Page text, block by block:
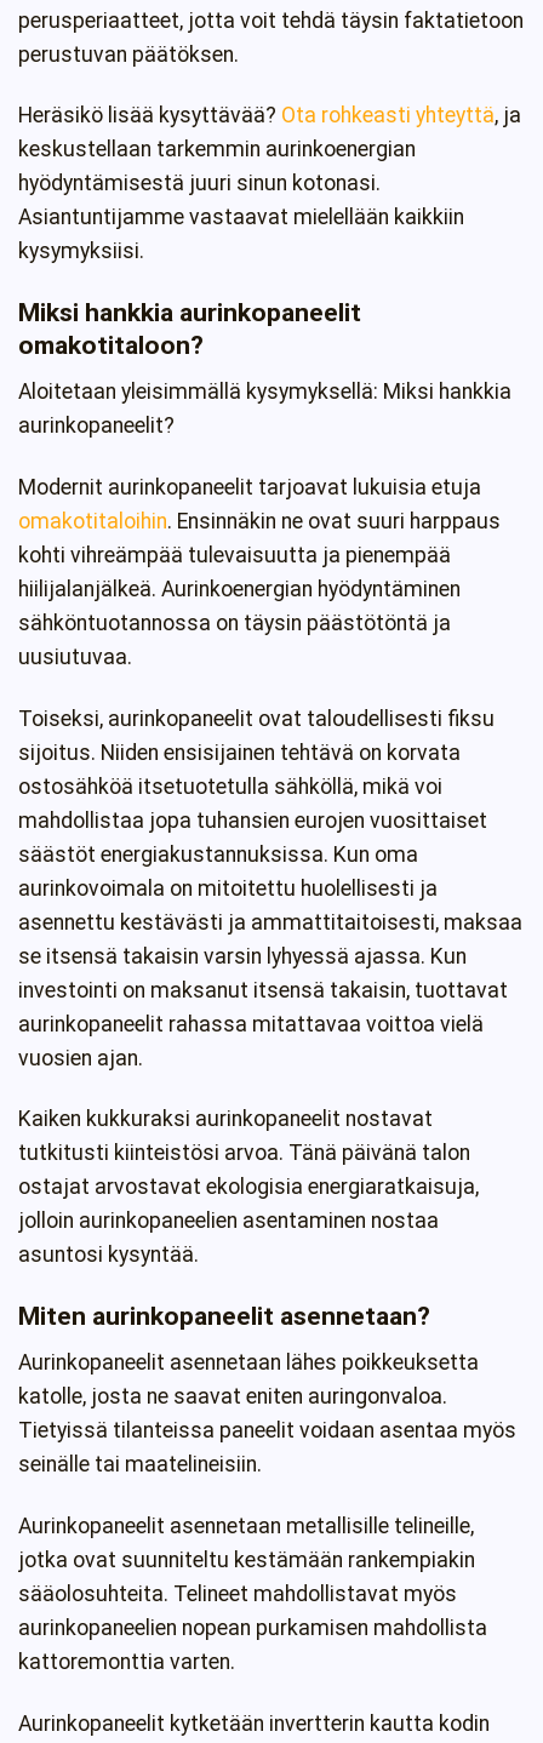
perusperiaatteet, jotta voit tehdä täysin faktatietoon
perustuvan päätöksen.
Heräsikö lisää kysyttävää? Ota rohkeasti yhteyttä, ja
keskustellaan tarkemmin aurinkoenergian
hyödyntämisestä juuri sinun kotonasi.
Asiantuntijamme vastaavat mielellään kaikkiin
kysymyksiisi.
Miksi hankkia aurinkopaneelit
omakotitaloon?
Aloitetaan yleisimmällä kysymyksellä: Miksi hankkia
aurinkopaneelit?
Modernit aurinkopaneelit tarjoavat lukuisia etuja
omakotitaloihin. Ensinnäkin ne ovat suuri harppaus
kohti vihreämpää tulevaisuutta ja pienempää
hiilijalanjälkeä. Aurinkoenergian hyödyntäminen
sähköntuotannossa on täysin päästötöntä ja
uusiutuvaa.
Toiseksi, aurinkopaneelit ovat taloudellisesti fiksu
sijoitus. Niiden ensisijainen tehtävä on korvata
ostosähköä itsetuotetulla sähköllä, mikä voi
mahdollistaa jopa tuhansien eurojen vuosittaiset
säästöt energiakustannuksissa. Kun oma
aurinkovoimala on mitoitettu huolellisesti ja
asennettu kestävästi ja ammattitaitoisesti, maksaa
se itsensä takaisin varsin lyhyessä ajassa. Kun
investointi on maksanut itsensä takaisin, tuottavat
aurinkopaneelit rahassa mitattavaa voittoa vielä
vuosien ajan.
Kaiken kukkuraksi aurinkopaneelit nostavat
tutkitusti kiinteistösi arvoa. Tänä päivänä talon
ostajat arvostavat ekologisia energiaratkaisuja,
jolloin aurinkopaneelien asentaminen nostaa
asuntosi kysyntää.
Miten aurinkopaneelit asennetaan?
Aurinkopaneelit asennetaan lähes poikkeuksetta
katolle, josta ne saavat eniten auringonvaloa.
Tietyissä tilanteissa paneelit voidaan asentaa myös
seinälle tai maatelineisiin.
Aurinkopaneelit asennetaan metallisille telineille,
jotka ovat suunniteltu kestämään rankempiakin
sääolosuhteita. Telineet mahdollistavat myös
aurinkopaneelien nopean purkamisen mahdollista
kattoremonttia varten.
Aurinkopaneelit kytketään invertterin kautta kodin